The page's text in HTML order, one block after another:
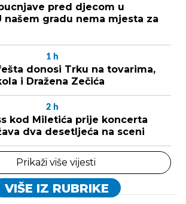
pred djecom u
našem gradu nema mjesta za
1 h
donosi Trku na tovarima,
i Dražena Zečića
2 h
kod Miletića prije koncerta
dva desetljeća na sceni
Prikaži više vijesti
VIŠE IZ RUBRIKE